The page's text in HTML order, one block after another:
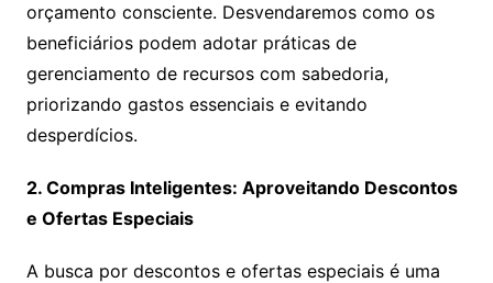
orçamento consciente. Desvendaremos como os
beneficiários podem adotar práticas de
gerenciamento de recursos com sabedoria,
priorizando gastos essenciais e evitando
desperdícios.
2. Compras Inteligentes: Aproveitando Descontos
e Ofertas Especiais
A busca por descontos e ofertas especiais é uma